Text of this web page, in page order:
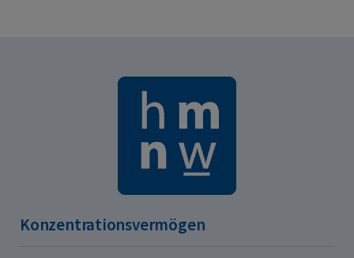
Konzentrationsvermögen